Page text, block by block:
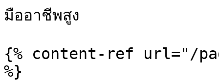
มืออาชีพสูง
{% content-ref url="/
%}